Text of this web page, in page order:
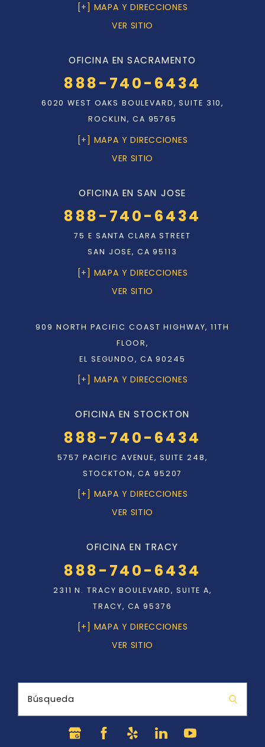
[+] MAPA Y DIRECCIONES
VER SITIO
OFICINA EN SACRAMENTO
888-740-6434
6020 WEST OAKS BOULEVARD, SUITE 310,
ROCKLIN, CA 95765
[+] MAPA Y DIRECCIONES
VER SITIO
OFICINA EN SAN JOSE
888-740-6434
75 E SANTA CLARA STREET
SAN JOSE, CA 95113
[+] MAPA Y DIRECCIONES
VER SITIO
909 NORTH PACIFIC COAST HIGHWAY, 11TH
FLOOR,
EL SEGUNDO, CA 90245
[+] MAPA Y DIRECCIONES
OFICINA EN STOCKTON
888-740-6434
5757 PACIFIC AVENUE, SUITE 248,
STOCKTON, CA 95207
[+] MAPA Y DIRECCIONES
VER SITIO
OFICINA EN TRACY
888-740-6434
2311 N. TRACY BOULEVARD, SUITE A,
TRACY, CA 95376
[+] MAPA Y DIRECCIONES
VER SITIO
Búsqueda